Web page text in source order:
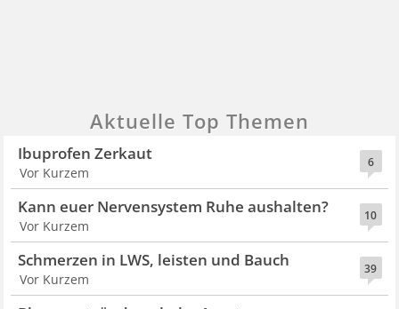
Aktuelle Top Themen
6
Ibuprofen Zerkaut
Vor Kurzem
10
Kann euer Nervensystem Ruhe aushalten?
Vor Kurzem
39
Schmerzen in LWS, leisten und Bauch
Vor Kurzem